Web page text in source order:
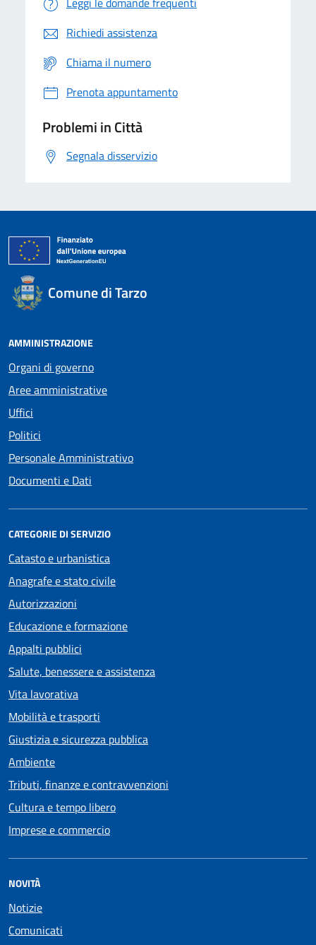
Richiedi assistenza
Chiama il numero
Prenota appuntamento
Problemi in Città
Segnala disservizio
Comune di Tarzo
AMMINISTRAZIONE
Organi di governo
Aree amministrative
Uffici
Politici
Personale Amministrativo
Documenti e Dati
CATEGORIE DI SERVIZIO
Catasto e urbanistica
Anagrafe e stato civile
Autorizzazioni
Educazione e formazione
Appalti pubblici
Salute, benessere e assistenza
Vita lavorativa
Mobilità e trasporti
Giustizia e sicurezza pubblica
Ambiente
Tributi, finanze e contravvenzioni
Cultura e tempo libero
Imprese e commercio
NOVITÀ
Notizie
Comunicati